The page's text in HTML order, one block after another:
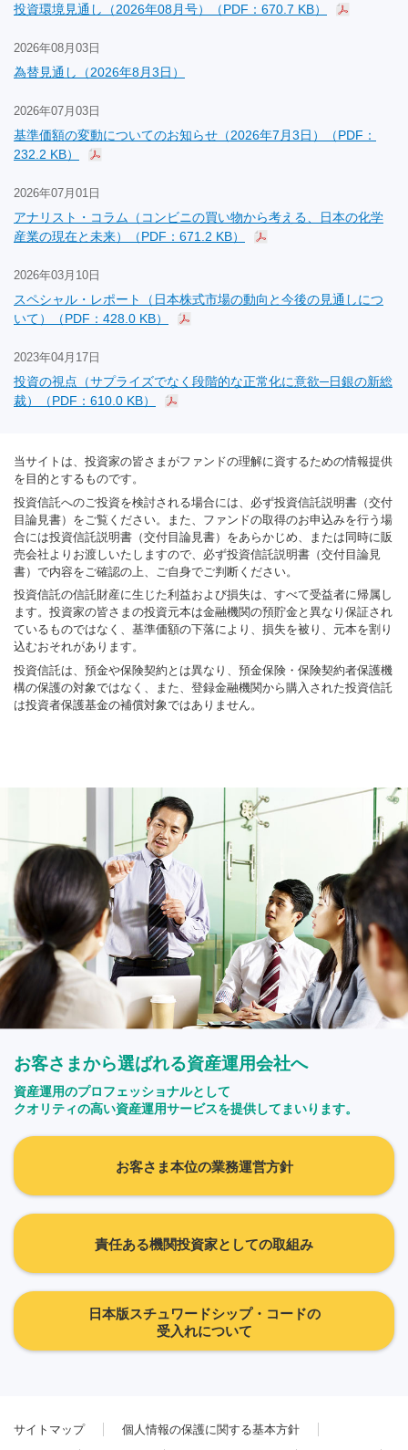
投資環境見通し（2026年08月号）（PDF：670.7 KB）
2026年08月03日
為替見通し（2026年8月3日）
2026年07月03日
基準価額の変動についてのお知らせ（2026年7月3日）（PDF：
232.2 KB）
2026年07月01日
アナリスト・コラム（コンビニの買い物から考える、日本の化学
産業の現在と未来）（PDF：671.2 KB）
2026年03月10日
スペシャル・レポート（日本株式市場の動向と今後の見通しにつ
いて）（PDF：428.0 KB）
2023年04月17日
投資の視点（サプライズでなく段階的な正常化に意欲─日銀の新総
裁）（PDF：610.0 KB）
当サイトは、投資家の皆さまがファンドの理解に資するための情報提供
を目的とするものです。
投資信託へのご投資を検討される場合には、必ず投資信託説明書（交付
目論見書）をご覧ください。また、ファンドの取得のお申込みを行う場
合には投資信託説明書（交付目論見書）をあらかじめ、または同時に販
売会社よりお渡しいたしますので、必ず投資信託説明書（交付目論見
書）で内容をご確認の上、ご自身でご判断ください。
投資信託の信託財産に生じた利益および損失は、すべて受益者に帰属し
ます。投資家の皆さまの投資元本は金融機関の預貯金と異なり保証され
ているものではなく、基準価額の下落により、損失を被り、元本を割り
込むおそれがあります。
投資信託は、預金や保険契約とは異なり、預金保険・保険契約者保護機
構の保護の対象ではなく、また、登録金融機関から購入された投資信託
は投資者保護基金の補償対象ではありません。
お客さまから選ばれる資産運用会社へ
資産運用のプロフェッショナルとして
クオリティの高い資産運用サービスを提供してまいります。
お客さま本位の業務運営方針
責任ある機関投資家としての取組み
日本版スチュワードシップ・コードの
受入れについて
サイトマップ
個人情報の保護に関する基本方針